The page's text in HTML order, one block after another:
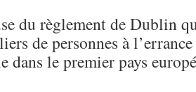
du règlement de Dublin
de personnes à
dans le premier pays